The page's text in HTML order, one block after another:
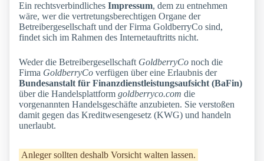
Ein rechtsverbindliches Impressum, dem zu entnehmen
wäre, wer die vertretungsberechtigen Organe der
Betreibergesellschaft und der Firma GoldberryCo sind,
findet sich im Rahmen des Internetauftritts nicht.
Weder die Betreibergesellschaft GoldberryCo noch die
Firma GoldberryCo verfügen über eine Erlaubnis der
Bundesanstalt für Finanzdienstleistungsaufsicht (BaFin)
über die Handelsplattform goldberryco.com die
vorgenannten Handelsgeschäfte anzubieten. Sie verstoßen
damit gegen das Kreditwesengesetz (KWG) und handeln
unerlaubt.
Anleger sollten deshalb Vorsicht walten lassen.